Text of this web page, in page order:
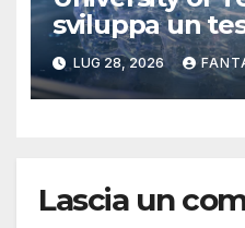
sviluppa un
stampabile in
membrane
LUG 28, 2026
Lascia un